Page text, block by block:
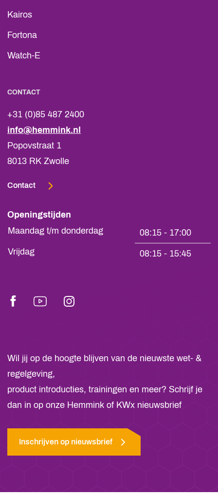
Kairos
Fortona
Watch-E
CONTACT
+31 (0)85 487 2400
info@hemmink.nl
Popovstraat 1
8013 RK Zwolle
Contact
Openingstijden
Maandag t/m donderdag
08:15 - 17:00
Vrijdag
08:15 - 15:45
FacebookYoutubeInstagram
Wil jij op de hoogte blijven van de nieuwste wet- &
regelgeving,
product introducties, trainingen en meer? Schrijf je
dan in op onze Hemmink of KWx nieuwsbrief
Inschrijven op nieuwsbrief